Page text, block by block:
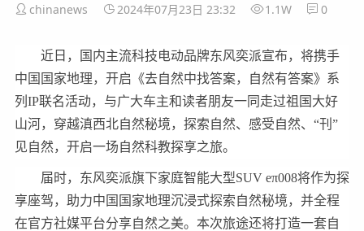
chinanews 2024年07月23日 23:32 1.1W 0
近日，国内主流科技电动品牌东风奕派宣布，将携手
中国国家地理，开启《去自然中找答案，自然有答案》系
列IP联名活动，与广大车主和读者朋友一同走过祖国大好
山河，穿越滇西北自然秘境，探索自然、感受自然、“刊”
见自然，开启一场自然科教探享之旅。
届时，东风奕派旗下家庭智能大型SUV eπ008将作为探
享座驾，助力中国国家地理沉浸式探索自然秘境，并全程
在官方社媒平台分享自然之美。本次旅途还将打造一套自